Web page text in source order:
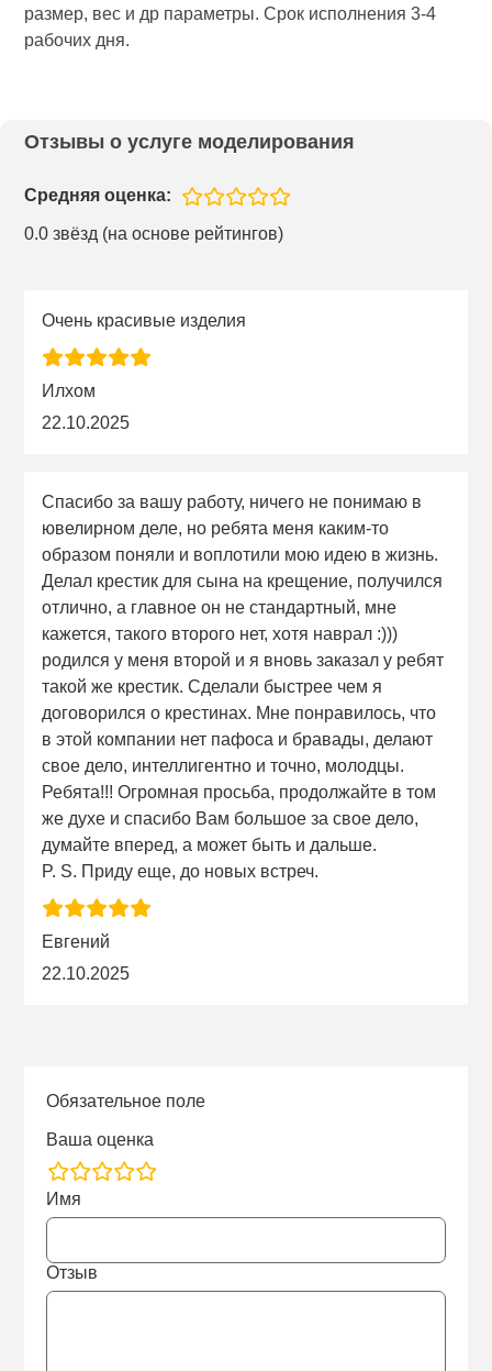
размер, вес и др параметры. Срок исполнения 3-4
рабочих дня.
Отзывы о услуге моделирования
Средняя оценка:
0.0 звёзд (на основе рейтингов)
Очень красивые изделия
Илхом
22.10.2025
Спасибо за вашу работу, ничего не понимаю в
ювелирном деле, но ребята меня каким-то
образом поняли и воплотили мою идею в жизнь.
Делал крестик для сына на крещение, получился
отлично, а главное он не стандартный, мне
кажется, такого второго нет, хотя наврал :)))
родился у меня второй и я вновь заказал у ребят
такой же крестик. Сделали быстрее чем я
договорился о крестинах. Мне понравилось, что
в этой компании нет пафоса и бравады, делают
свое дело, интеллигентно и точно, молодцы.
Ребята!!! Огромная просьба, продолжайте в том
же духе и спасибо Вам большое за свое дело,
думайте вперед, а может быть и дальше.
P. S. Приду еще, до новых встреч.
Евгений
22.10.2025
Обязательное поле
Ваша оценка
rating
fields
Имя
Отзыв